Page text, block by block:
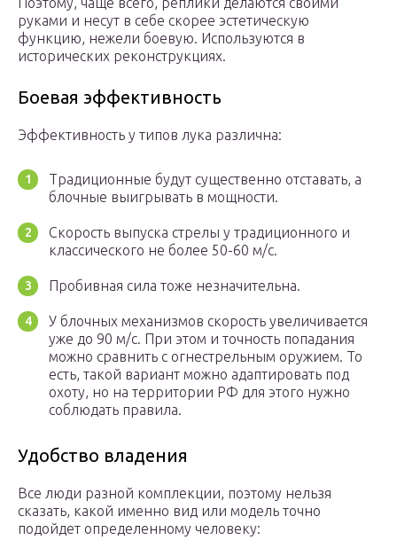
руками и несут в себе скорее эстетическую
функцию, нежели боевую. Используются в
исторических реконструкциях.
Боевая эффективность
Эффективность у типов лука различна:
Традиционные будут существенно отставать, а
блочные выигрывать в мощности.
Скорость выпуска стрелы у традиционного и
классического не более 50-60 м/с.
Пробивная сила тоже незначительна.
У блочных механизмов скорость увеличивается
уже до 90 м/с. При этом и точность попадания
можно сравнить с огнестрельным оружием. То
есть, такой вариант можно адаптировать под
охоту, но на территории РФ для этого нужно
соблюдать правила.
Удобство владения
Все люди разной комплекции, поэтому нельзя
сказать, какой именно вид или модель точно
подойдет определенному человеку: